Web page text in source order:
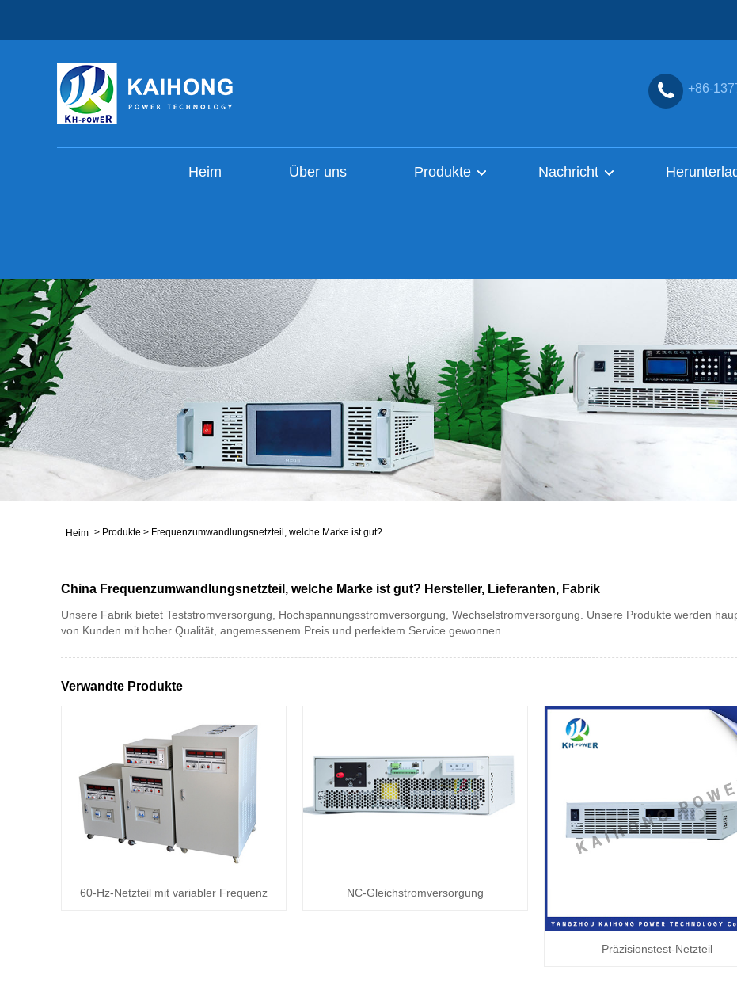
+86-
Heim Über uns Produkte Nachricht
Heim > Produkte > Frequenzumwandlungsnetzteil, welche Marke ist gut?
China Frequenzumwandlungsnetzteil, welche Marke ist gut? Hersteller, Lieferanten, Fabrik
Unsere Fabrik bietet Teststromversorgung, Hochspannungsstromversorgung, Wechselstromversorgung. Unsere Produkte werden
von Kunden mit hoher Qualität, angemessenem Preis und perfektem Service gewonnen.
Verwandte Produkte
60-Hz-Netzteil mit variabler Frequenz NC-Gleichstromversorgung
Präzisionstest-Netzteil